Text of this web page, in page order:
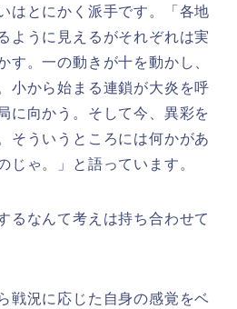
はとにかく派手です。「各地
ように見えるがそれぞれは実
す。一の動きが十を動かし、
小から始まる連鎖が大炎を呼
に向かう。そして今、異彩を
そういうところには何かがあ
じゃ。」と語っています。
るなんて考えは持ち合わせて
戦況に応じた自身の感覚をベ